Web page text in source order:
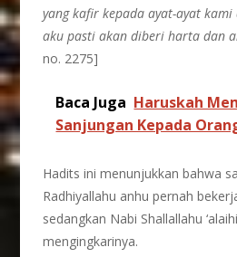
yang kafir kepada ayat-ayat
aku pasti akan diberi harta dan
no. 2275]
Baca Juga Haruskah
Sanjungan Kepada
Hadits ini menunjukkan bahwa
Radhiyallahu anhu pernah
sedangkan Nabi Shallallahu
mengingkarinya.